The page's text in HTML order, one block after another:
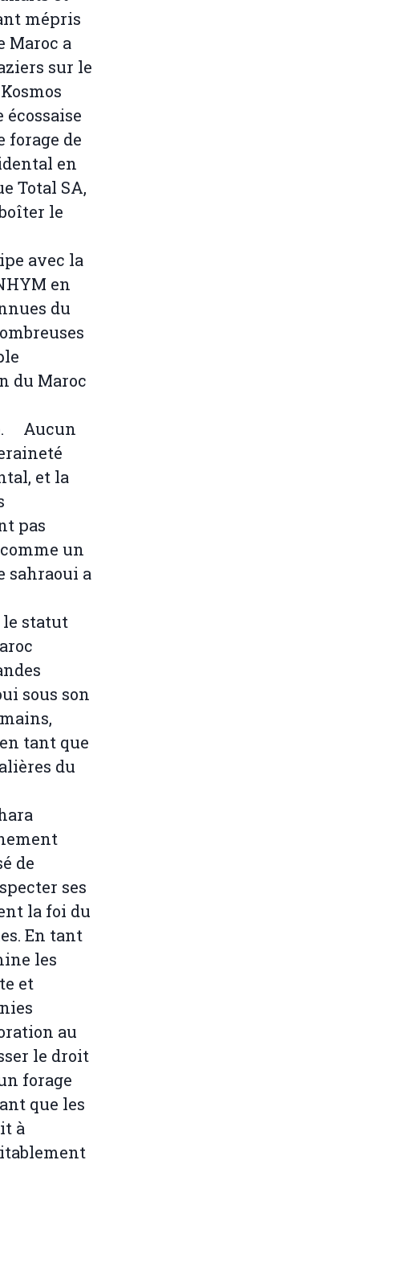
mépris
Maroc a
sur le
forage de
en
Total SA,
le
avec la
en
du
du Maroc
Aucun
et la
pas
un
sahraoui a
statut
sous son
tant que
du
de
ses
la foi du
En tant
les
et
au
le droit
forage
que les
à